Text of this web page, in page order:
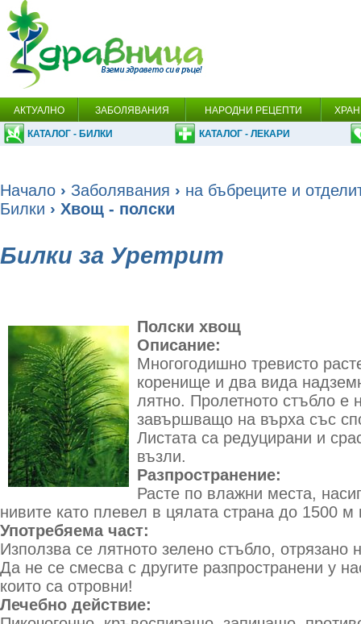
АКТУАЛНО ЗАБОЛЯВАНИЯ НАРОДНИ РЕЦЕПТИ
КАТАЛОГ - БИЛКИ КАТАЛОГ - ЛЕКАРИ
Начало › Заболявания › на бъбреците и
Билки › Хвощ - полски
Билки за Уретрит
Полски хвощ
Описание:
Многогодишно тревисто
коренище и два вида
лятно. Пролетното стъбло е
завършващо на върха със
Листата са редуцирани и
възли.
Разпространение:
Расте по влажни места,
нивите като плевел в цялата страна до 1500
Употребяема част:
Използва се лятното зелено стъбло, отрязано
Да не се смесва с другите разпространени у
които са отровни!
Лечебно действие: